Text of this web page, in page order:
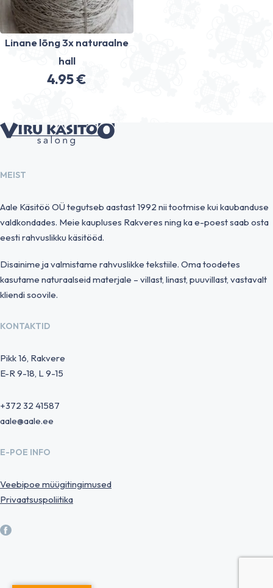
Linane lõng 3x naturaalne
hall
4.95€
MEIST
Aale Käsitöö OÜ tegutseb aastast 1992 nii tootmise kui kaubanduse
valdkondades. Meie kaupluses Rakveres ning ka e-poest saab osta
eesti rahvuslikku käsitööd.
Disainime ja valmistame rahvuslikke tekstiile. Oma toodetes
kasutame naturaalseid materjale – villast, linast, puuvillast, vastavalt
kliendi soovile.
KONTAKTID
Pikk 16, Rakvere
E-R 9-18, L 9-15
+372 32 41587
aale@aale.ee
E-POE INFO
Veebipoe müügitingimused
Privaatsuspoliitika